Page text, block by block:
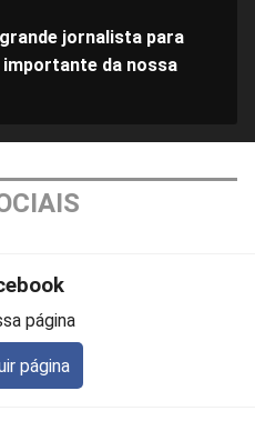
jornalista para
da nossa
página
página